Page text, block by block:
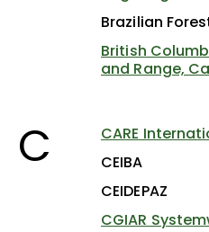
Brazilian
British
and Range,
C
CARE
CEIBA
CEIDEPAZ
CGIAR